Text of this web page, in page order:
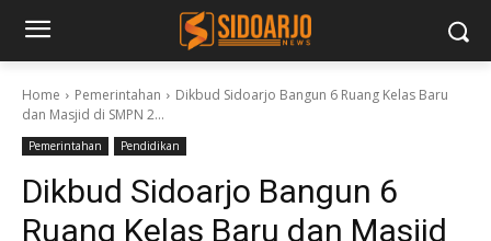
Home Pemerintahan
Dikbud Sidoarjo Bangun 6 Ruang Kelas Baru
dan Masjid di SMPN 2...
Pemerintahan Pendidikan
Dikbud Sidoarjo Bangun 6
Ruang Kelas Baru dan Masjid